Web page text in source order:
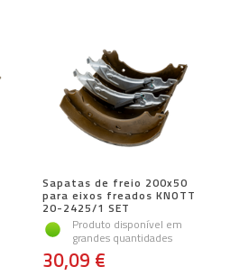
Sapatas de freio 200x50
para eixos freados KNOTT
20-2425/1 SET
Produto disponível em
grandes quantidades
30,09 €